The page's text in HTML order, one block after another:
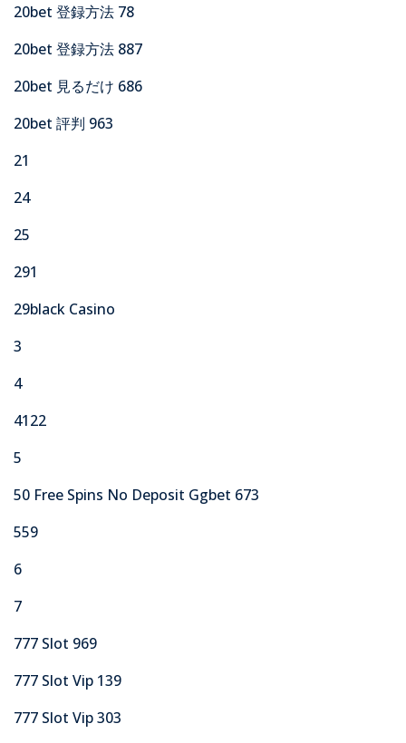
20bet 登録方法 78
20bet 登録方法 887
20bet 見るだけ 686
20bet 評判 963
21
24
25
291
29black Casino
3
4
4122
5
50 Free Spins No Deposit Ggbet 673
559
6
7
777 Slot 969
777 Slot Vip 139
777 Slot Vip 303